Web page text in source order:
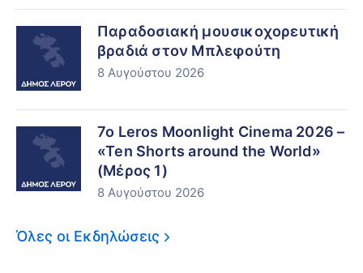
Παραδοσιακή μουσικοχορευτική
βραδιά στον Μπλεφούτη
8 Αυγούστου 2026
7ο Leros Moonlight Cinema 2026 –
«Ten Shorts around the World»
(Μέρος 1)
8 Αυγούστου 2026
Όλες οι Εκδηλώσεις